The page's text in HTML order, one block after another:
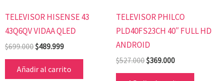
TELEVISOR HISENSE 43
43Q6QV VIDAA QLED
$699.000$489.999
Añadir al carrito
TELEVISOR PHILCO
PLD40FS23CH 40″ FULL HD
ANDROID
$527.000$369.000